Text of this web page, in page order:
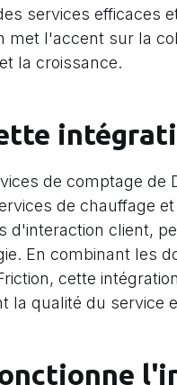
services efficaces
met l'accent sur la
la croissance.
de comptage de
de chauffage
d'interaction client,
En combinant les
cette
la qualité du service